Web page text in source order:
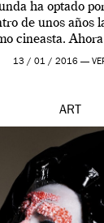
ha optado
de unos años
cineasta.
contarnos
13 / 01 / 2016 —
ART